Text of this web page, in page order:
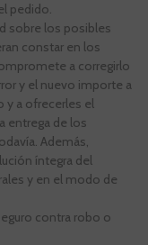
pedido.
sobre los posibles
constar en los
a corregirlo
y el nuevo importe a
y a ofrecerles el
entrega de los
Además,
íntegra del
y en el modo de
contra robo o